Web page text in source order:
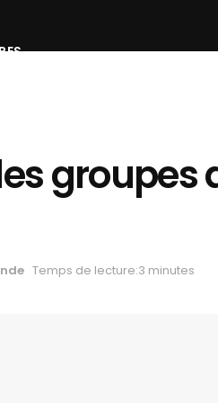
Temps de lecture:3 minutes